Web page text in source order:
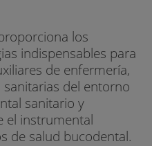
los
indispensables para
de enfermería,
del entorno
sanitario y
el instrumental
de salud bucodental.